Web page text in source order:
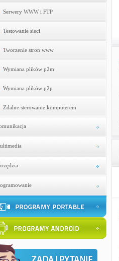
Serwery WWW i FTP
Testowanie sieci
Tworzenie stron www
Wymiana plików p2m
Wymiana plików p2p
Zdalne sterowanie komputerem